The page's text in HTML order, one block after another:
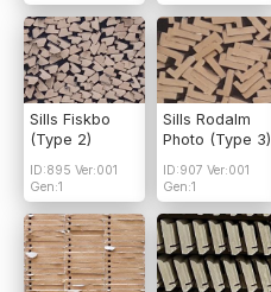
Sills Fiskbo
(Type 2)
ID:895 Ver:001
Gen:1
Sills Rodalm
Photo (Type 3)
ID:907 Ver:001
Gen:1